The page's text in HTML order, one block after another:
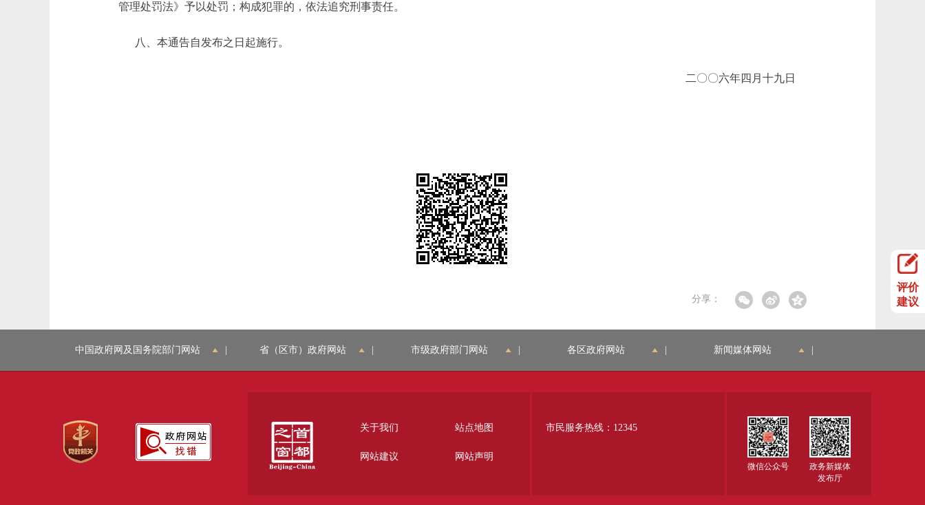
管理处罚法》予以处罚；构成犯罪的，依法追究刑事责任。
八、本通告自发布之日起施行。
二〇〇六年四月十九日
分享：
评价
建议
中国政府网及国务院部门网站 省（区市）政府网站 市级政府部门网站 各区政府网站 新闻媒体网站
关于我们 站点地图
网站建议 网站声明
市民服务热线：12345
微信公众号
政务新媒体
发布厅